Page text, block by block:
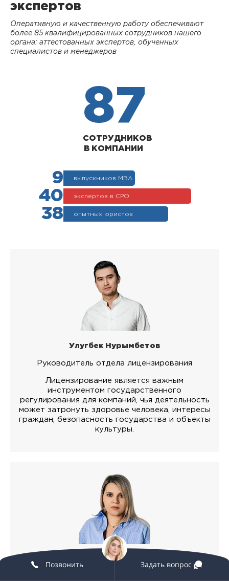
экспертов
Оперативную и качественную работу обеспечивают
более 85 квалифицированных сотрудников нашего
органа: аттестованных экспертов, обученных
специалистов и менеджеров
87
СОТРУДНИКОВ
В КОМПАНИИ
9 выпускников МВА
40 экспертов в СРО
38 опытных юристов
Улугбек Нурымбетов
Руководитель отдела лицензирования
Лицензирование является важным
инструментом государственного
регулирования для компаний, чья деятельность
может затронуть здоровье человека, интересы
граждан, безопасность государства и объекты
культуры.
Елена Волчкова
Позвонить Задать вопрос